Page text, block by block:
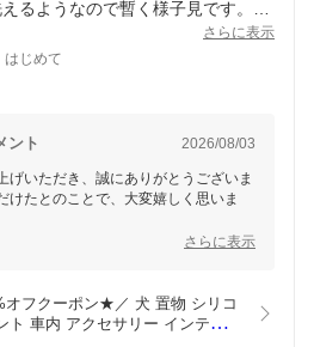
るようなので暫く様子見です。そ
のですが、自分で付けるようで、紐
ば最初から付けておいてもらえる
車に乗せて揺れ感を楽しみたいと
さらに表示
はじめて
ント 2026/08/03
げいただき、誠にありがとうございま
けたとのことで、大変嬉しく思いま
ちながらお楽しみください。また、
をおかけしました。今後の商品改善
す。
さらに表示
フクーポン★／ 犬 置物 シリコ
ト 車内 アクセサリー インテリア